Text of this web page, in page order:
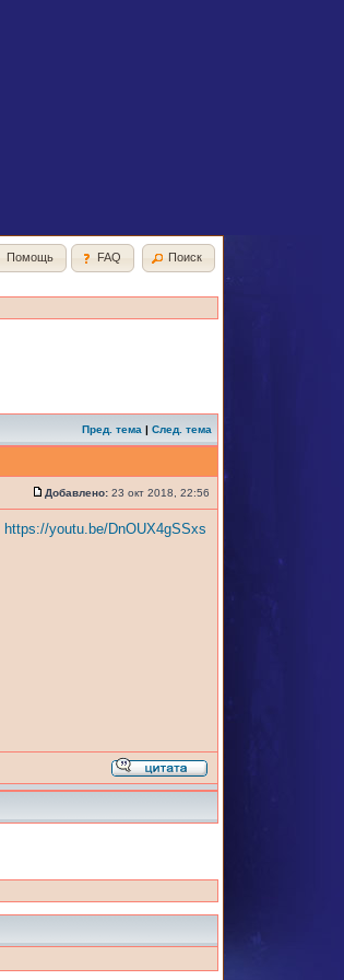
Помощь FAQ
Поиск
Пред. тема | След. тема
Добавлено: 23 окт 2018, 22:56
https://youtu.be/DnOUX4gSSxs